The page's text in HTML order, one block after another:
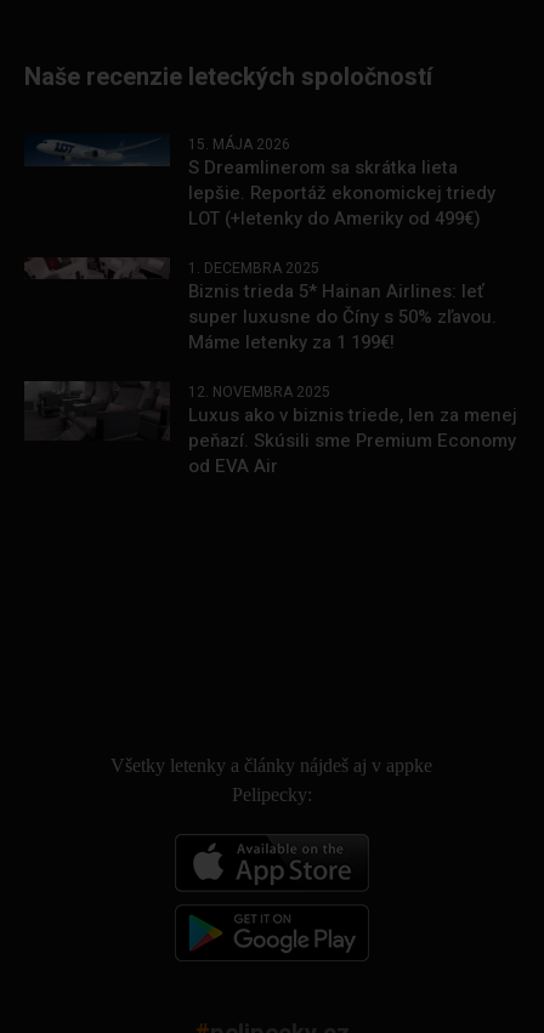
Naše recenzie leteckých spoločností
15. MÁJA 2026
S Dreamlinerom sa skrátka lieta
lepšie. Reportáž ekonomickej triedy
LOT (+letenky do Ameriky od 499€)
1. DECEMBRA 2025
Biznis trieda 5* Hainan Airlines: leť
super luxusne do Číny s 50% zľavou.
Máme letenky za 1 199€!
12. NOVEMBRA 2025
Luxus ako v biznis triede, len za menej
peňazí. Skúsili sme Premium Economy
od EVA Air
Všetky letenky a články nájdeš aj v appke
Pelipecky: